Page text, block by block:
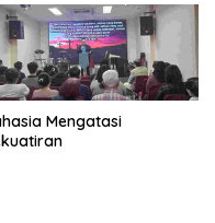
Mengatasi